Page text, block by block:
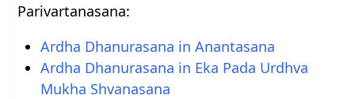
Parivartanasana:
Ardha Dhanurasana in Anantasana
Ardha Dhanurasana in Eka Pada Urdhva
Mukha Shvanasana